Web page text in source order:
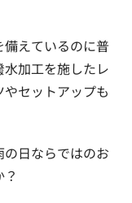
えているのに普
加工を施したレ
セットアップも
日ならではのお